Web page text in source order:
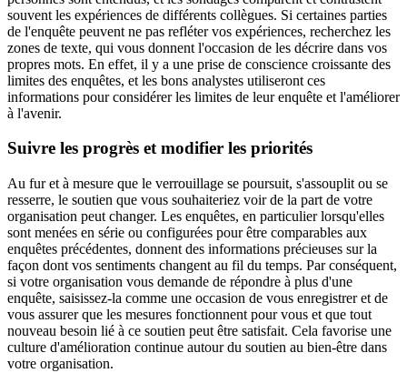
souvent les expériences de différents collègues. Si certaines parties
de l'enquête peuvent ne pas refléter vos expériences, recherchez les
zones de texte, qui vous donnent l'occasion de les décrire dans vos
propres mots. En effet, il y a une prise de conscience croissante des
limites des enquêtes, et les bons analystes utiliseront ces
informations pour considérer les limites de leur enquête et l'améliorer
à l'avenir.
Suivre les progrès et modifier les priorités
Au fur et à mesure que le verrouillage se poursuit, s'assouplit ou se
resserre, le soutien que vous souhaiteriez voir de la part de votre
organisation peut changer. Les enquêtes, en particulier lorsqu'elles
sont menées en série ou configurées pour être comparables aux
enquêtes précédentes, donnent des informations précieuses sur la
façon dont vos sentiments changent au fil du temps. Par conséquent,
si votre organisation vous demande de répondre à plus d'une
enquête, saisissez-la comme une occasion de vous enregistrer et de
vous assurer que les mesures fonctionnent pour vous et que tout
nouveau besoin lié à ce soutien peut être satisfait. Cela favorise une
culture d'amélioration continue autour du soutien au bien-être dans
votre organisation.